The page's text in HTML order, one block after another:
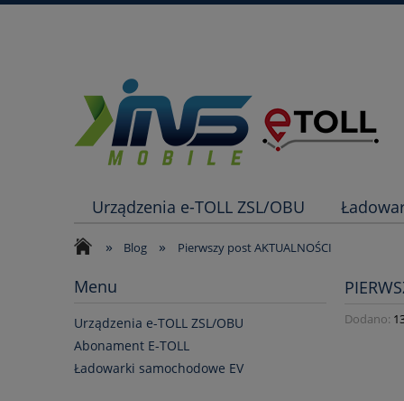
Urządzenia e-TOLL ZSL/OBU
» Blog » Pierwszy post AKTUALNOŚCI
Menu
Urządzenia e-TOLL ZSL/OBU
Abonament E-TOLL
Ładowarki samochodowe EV
Dodano: